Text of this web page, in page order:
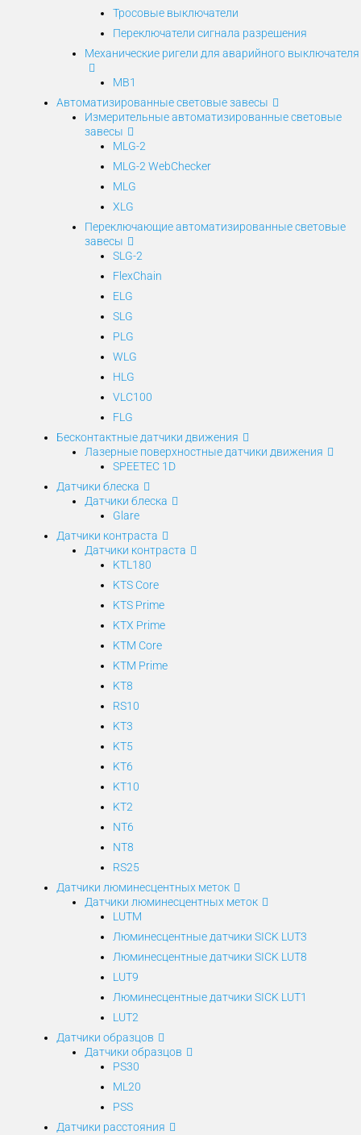
Тросовые выключатели
Переключатели сигнала разрешения
Механические ригели для аварийного выключателя
MB1
Автоматизированные световые завесы
Измерительные автоматизированные световые
завесы
MLG-2
MLG-2 WebChecker
MLG
XLG
Переключающие автоматизированные световые
завесы
SLG-2
FlexChain
ELG
SLG
PLG
WLG
HLG
VLC100
FLG
Бесконтактные датчики движения
Лазерные поверхностные датчики движения
SPEETEC 1D
Датчики блеска
Датчики блеска
Glare
Датчики контраста
Датчики контраста
KTL180
KTS Core
KTS Prime
KTX Prime
KTM Core
KTM Prime
KT8
RS10
KT3
KT5
KT6
KT10
KT2
NT6
NT8
RS25
Датчики люминесцентных меток
Датчики люминесцентных меток
LUTM
Люминесцентные датчики SICK LUT3
Люминесцентные датчики SICK LUT8
LUT9
Люминесцентные датчики SICK LUT1
LUT2
Датчики образцов
Датчики образцов
PS30
ML20
PSS
Датчики расстояния